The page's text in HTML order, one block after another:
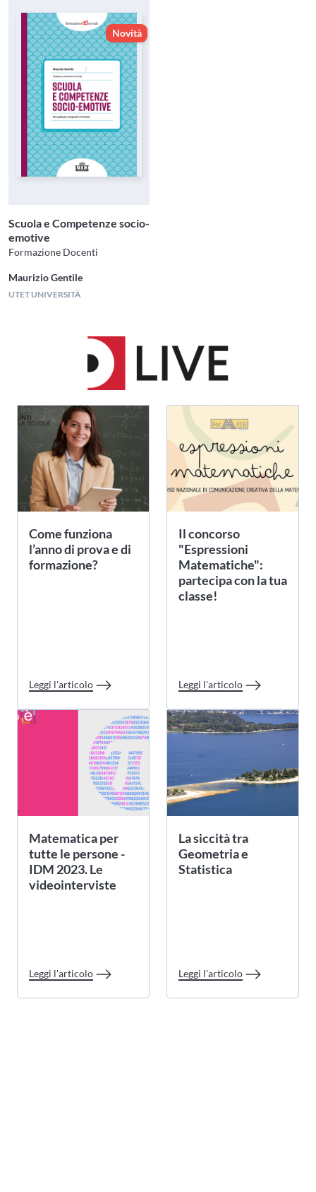
Novità
Scuola e Competenze socio-
emotive
Formazione Docenti
Maurizio Gentile
UTET UNIVERSITÀ
Come funziona
l’anno di prova e di
formazione?
Leggi l'articolo
Il concorso
"Espressioni
Matematiche":
partecipa con la tua
classe!
Leggi l'articolo
Matematica per
tutte le persone -
IDM 2023. Le
videointerviste
Leggi l'articolo
La siccità tra
Geometria e
Statistica
Leggi l'articolo